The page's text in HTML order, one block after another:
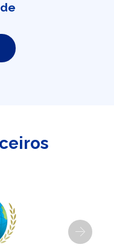
Next